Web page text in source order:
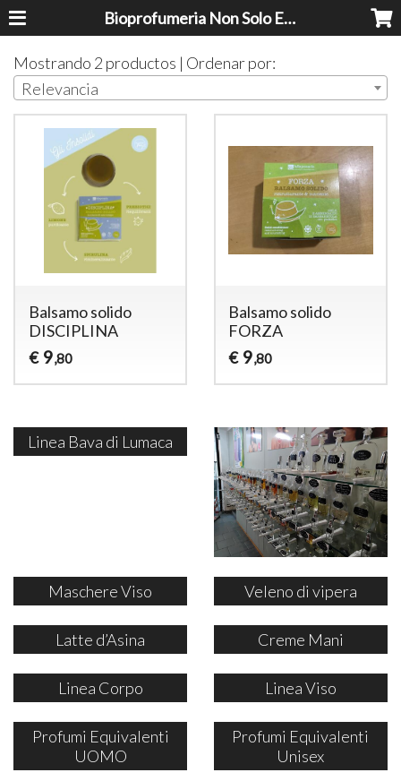
Bioprofumeria Non Solo Essenze
Mostrando 2 productos | Ordenar por:
Relevancia
Balsamo solido
DISCIPLINA
€ 9,80
Balsamo solido
FORZA
€ 9,80
Linea Bava di Lumaca
Maschere Viso Veleno di vipera
Latte d’Asina Creme Mani
Linea Corpo Linea Viso
Profumi Equivalenti
UOMO
Profumi Equivalenti
Unisex